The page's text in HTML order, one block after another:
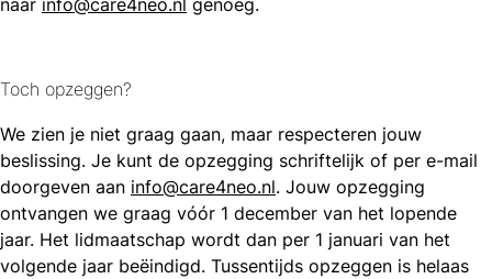
naar info@care4neo.nl genoeg.
Toch opzeggen?
We zien je niet graag gaan, maar respecteren jouw
beslissing. Je kunt de opzegging schriftelijk of per e-mail
doorgeven aan info@care4neo.nl. Jouw opzegging
ontvangen we graag vóór 1 december van het lopende
jaar. Het lidmaatschap wordt dan per 1 januari van het
volgende jaar beëindigd. Tussentijds opzeggen is helaas